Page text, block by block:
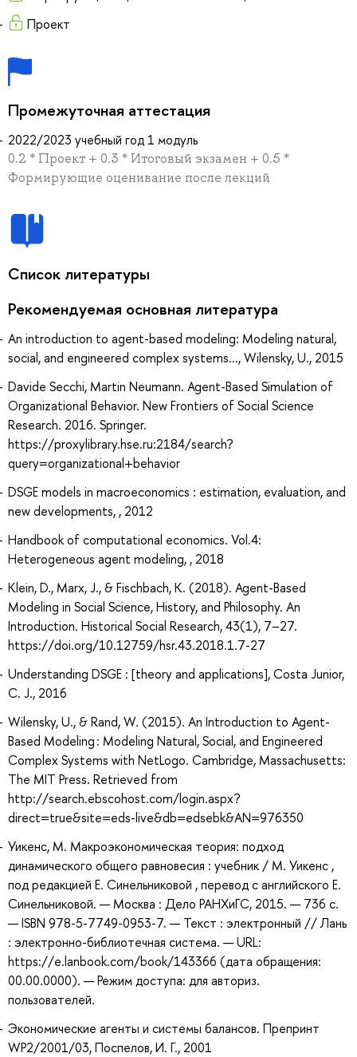
Проект
Промежуточная аттестация
2022/2023 учебный год 1 модуль
0.2 * Проект + 0.3 * Итоговый экзамен + 0.5 *
Формирующие оценивание после лекций
Список литературы
Рекомендуемая основная литература
An introduction to agent-based modeling: Modeling natural,
social, and engineered complex systems..., Wilensky, U., 2015
Davide Secchi, Martin Neumann. Agent-Based Simulation of
Organizational Behavior. New Frontiers of Social Science
Research. 2016. Springer.
https://proxylibrary.hse.ru:2184/search?
query=organizational+behavior
DSGE models in macroeconomics : estimation, evaluation, and
new developments, , 2012
Handbook of computational economics. Vol.4:
Heterogeneous agent modeling, , 2018
Klein, D., Marx, J., & Fischbach, K. (2018). Agent-Based
Modeling in Social Science, History, and Philosophy. An
Introduction. Historical Social Research, 43(1), 7–27.
https://doi.org/10.12759/hsr.43.2018.1.7-27
Understanding DSGE : [theory and applications], Costa Junior,
C. J., 2016
Wilensky, U., & Rand, W. (2015). An Introduction to Agent-
Based Modeling : Modeling Natural, Social, and Engineered
Complex Systems with NetLogo. Cambridge, Massachusetts:
The MIT Press. Retrieved from
http://search.ebscohost.com/login.aspx?
direct=true&site=eds-live&db=edsebk&AN=976350
Уикенс, М. Макроэкономическая теория: подход
динамического общего равновесия : учебник / М. Уикенс ,
под редакцией Е. Синельниковой , перевод с английского Е.
Синельниковой. — Москва : Дело РАНХиГС, 2015. — 736 с.
— ISBN 978-5-7749-0953-7. — Текст : электронный // Лань
: электронно-библиотечная система. — URL:
https://e.lanbook.com/book/143366 (дата обращения:
00.00.0000). — Режим доступа: для авториз.
пользователей.
Экономические агенты и системы балансов. Препринт
WP2/2001/03, Поспелов, И. Г., 2001